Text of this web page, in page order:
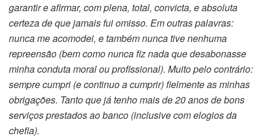
garantir e afirmar, com plena, total, convicta, e absoluta
certeza de que jamais fui omisso. Em outras palavras:
nunca me acomodei, e também nunca tive nenhuma
repreensão (bem como nunca fiz nada que desabonasse
minha conduta moral ou profissional). Muito pelo contrário:
sempre cumpri (e continuo a cumprir) fielmente as minhas
obrigações. Tanto que já tenho mais de 20 anos de bons
serviços prestados ao banco (inclusive com elogios da
chefia).